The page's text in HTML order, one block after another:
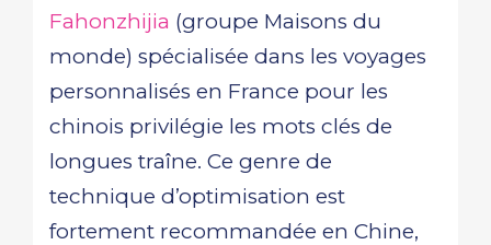
Fahonzhijia (groupe Maisons du
monde) spécialisée dans les voyages
personnalisés en France pour les
chinois privilégie les mots clés de
longues traîne. Ce genre de
technique d’optimisation est
fortement recommandée en Chine,